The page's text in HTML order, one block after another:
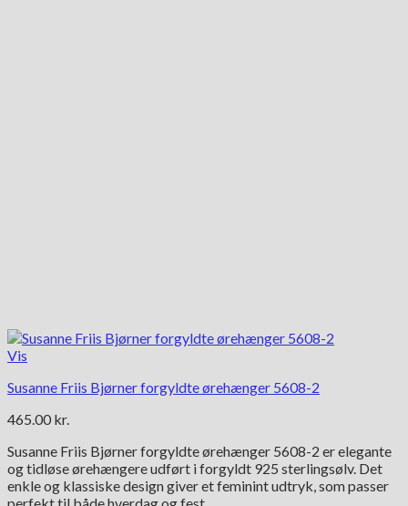
Vis
Susanne Friis Bjørner forgyldte ørehænger 5608-2
465.00 kr.
Susanne Friis Bjørner forgyldte ørehænger 5608-2 er elegante
og tidløse ørehængere udført i forgyldt 925 sterlingsølv. Det
enkle og klassiske design giver et feminint udtryk, som passer